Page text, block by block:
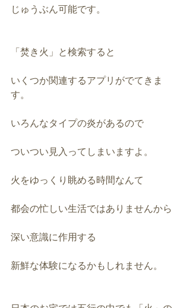
じゅうぶん可能です。
「焚き火」と検索すると
いくつか関連するアプリがでてきま
す。
いろんなタイプの炎があるので
ついつい見入ってしまいますよ。
火をゆっくり眺める時間なんて
都会の忙しい生活ではありませんから
深い意識に作用する
新鮮な体験になるかもしれません。